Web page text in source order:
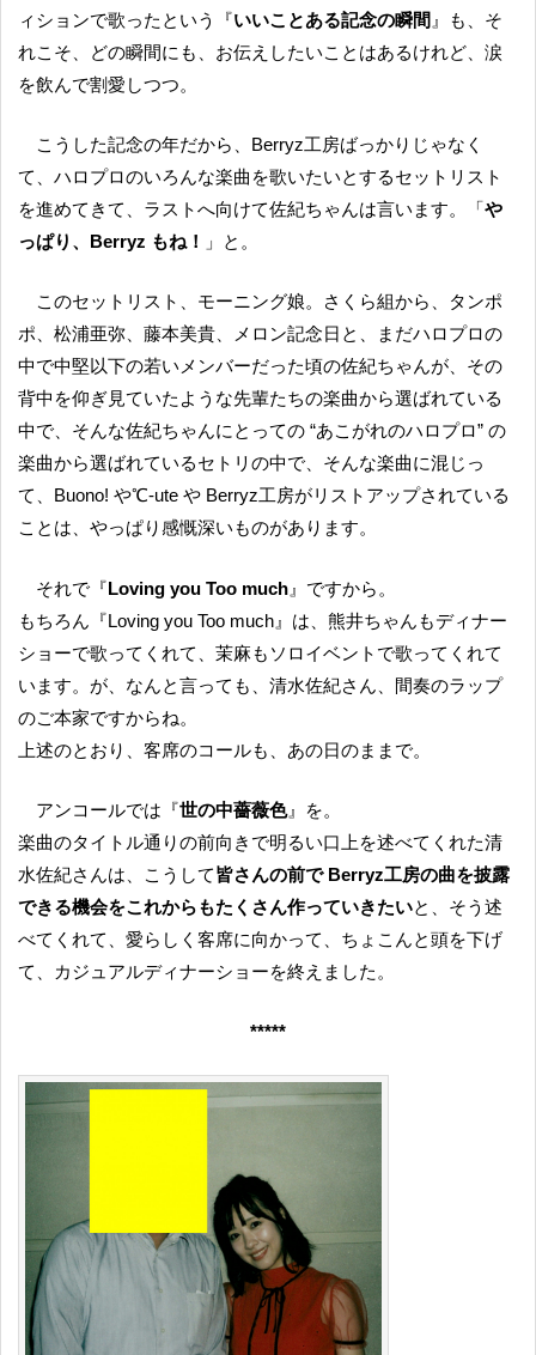
ィションで歌ったという『いいことある記念の瞬間 』も、そ
れこそ、どの瞬間にも、お伝えしたいことはあるけれど、涙
を飲んで割愛しつつ。
こうした記念の年だから、Berryz工房ばっかりじゃなく
て、ハロプロのいろんな楽曲を歌いたいとするセットリスト
を進めてきて、ラストへ向けて佐紀ちゃんは言います。「や
っぱり、Berryz もね！
」と。
このセットリスト、モーニング娘。さくら組から、タンポ
ポ、松浦亜弥、藤本美貴、メロン記念日と、まだハロプロの
中で中堅以下の若いメンバーだった頃の佐紀ちゃんが、その
背中を仰ぎ見ていたような先輩たちの楽曲から選ばれている
中で、そんな佐紀ちゃんにとっての “あこがれのハロプロ” の
楽曲から選ばれているセトリの中で、そんな楽曲に混じっ
て、Buono! や℃-ute や Berryz工房がリストアップされている
ことは、やっぱり感慨深いものがあります。
それで『Loving you Too much 』ですから。
もちろん『Loving you Too much』は、熊井ちゃんもディナー
ショーで歌ってくれて、茉麻もソロイベントで歌ってくれて
います。が、なんと言っても、清水佐紀さん、間奏のラップ
のご本家ですからね。
上述のとおり、客席のコールも、あの日のままで。
アンコールでは『世の中薔薇色』を。
楽曲のタイトル通りの前向きで明るい口上を述べてくれた清
水佐紀さんは、こうして皆さんの前で Berryz工房の曲を披露
できる機会をこれからもたくさん作っていきたいと、そう述
べてくれて、愛らしく客席に向かって、ちょこんと頭を下げ
て、カジュアルディナーショーを終えました。
*****